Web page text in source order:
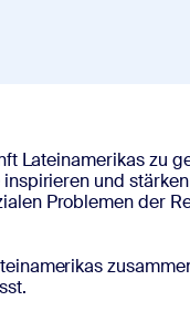
Lateinamerikas zu
und
Problemen der